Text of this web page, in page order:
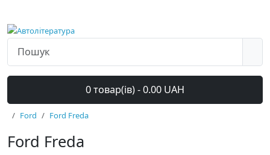
0 товар(ів) - 0.00 UAH
Ford Ford Freda
Ford Freda